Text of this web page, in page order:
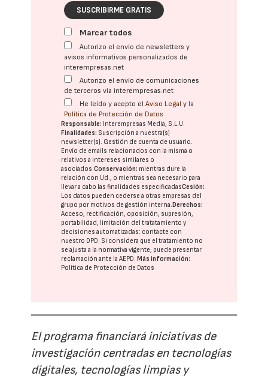
SUSCRIBIRME GRATIS
Marcar todos
Autorizo el envío de newsletters y
avisos informativos personalizados de
interempresas.net
Autorizo el envío de comunicaciones
de terceros vía interempresas.net
He leído y acepto elAviso Legal y la
Política de Protección de Datos
Responsable: Interempresas Media, S.L.U.
Finalidades: Suscripción a nuestra(s)
newsletter(s). Gestión de cuenta de usuario.
Envío de emails relacionados con la misma o
relativos a intereses similares o
asociados.Conservación: mientras dure la
relación con Ud., o mientras sea necesario para
llevar a cabo las finalidades especificadasCesión:
Los datos pueden cederse a otras empresas del
grupo por motivos de gestión interna. Derechos:
Acceso, rectificación, oposición, supresión,
portabilidad, limitación del tratatamiento y
decisiones automatizadas: contacte con
nuestro DPD. Si considera que el tratamiento no
se ajusta a la normativa vigente, puede presentar
reclamación ante laAEPD. Más información:
Política de Protección de Datos
El programa financiará iniciativas de
investigación centradas en tecnologías
digitales, tecnologías limpias y